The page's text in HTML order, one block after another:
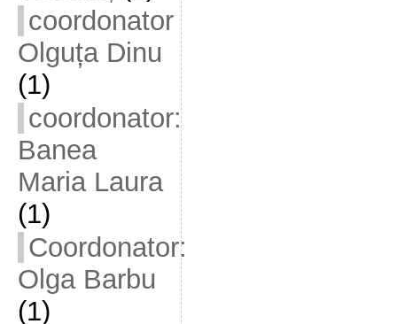
coordonator
Olguța Dinu
(1)
coordonator:
Banea
Maria Laura
(1)
Coordonator:
Olga Barbu
(1)